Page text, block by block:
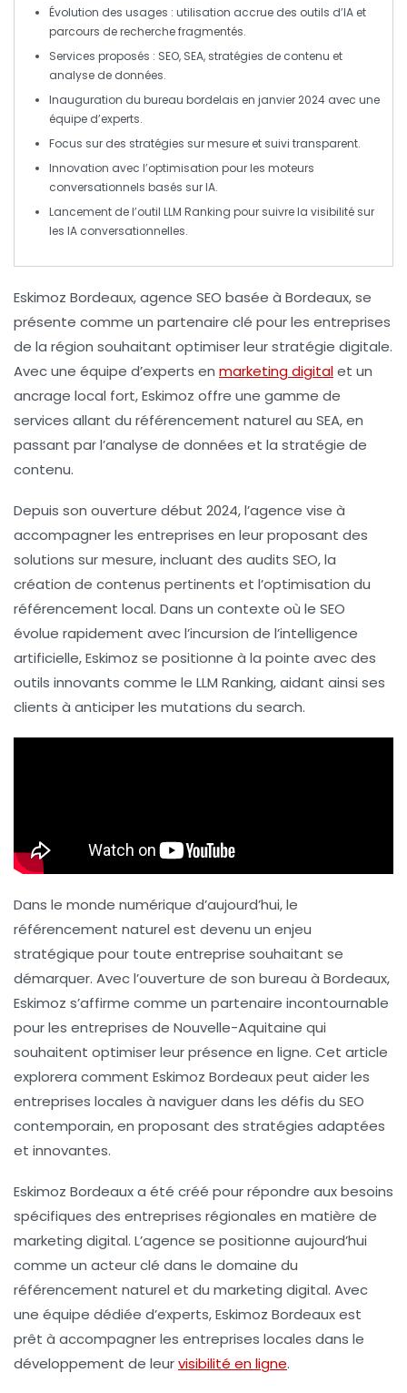
Évolution des usages : utilisation accrue des outils d’IA et
parcours de recherche fragmentés.
Services proposés : SEO, SEA, stratégies de contenu et
analyse de données.
Inauguration du bureau bordelais en janvier 2024 avec une
équipe d’experts.
Focus sur des stratégies sur mesure et suivi transparent.
Innovation avec l’optimisation pour les moteurs
conversationnels basés surIA.
Lancement de l’outil LLM Ranking pour suivre la visibilité sur
les IA conversationnelles.
Eskimoz Bordeaux, agence SEO basée à Bordeaux, se
présente comme un partenaire clé pour les entreprises
de la région souhaitant optimiser leurstratégie digitale.
Avec une équipe d’experts en marketing digitalet un
ancrage local fort, Eskimoz offre une gamme de
services allant du référencement naturel au SEA, en
passant par l’analyse de données et la stratégie de
contenu.
Depuis son ouverture début 2024, l’agence vise à
accompagner les entreprises en leur proposant des
solutions sur mesure, incluant des audits SEO, la
création de contenus pertinents et l’optimisation du
référencement local. Dans un contexte où le SEO
évolue rapidement avec l’incursion de l’intelligence
artificielle, Eskimoz se positionne à la pointe avec des
outils innovants comme le LLM Ranking, aidant ainsi ses
clients à anticiper les mutations du search.
Dans le monde numérique d’aujourd’hui,le
référencement naturel est devenu un enjeu
stratégique pour toute entreprise souhaitant se
démarquer. Avec l’ouverture de son bureau à Bordeaux,
Eskimoz s’affirme comme un partenaire incontournable
pour les entreprises de Nouvelle-Aquitaine qui
souhaitent optimiser leur présence en ligne. Cet article
explorera comment Eskimoz Bordeaux peut aider les
entreprises locales à naviguer dans les défis du SEO
contemporain, en proposant des stratégies adaptées
et innovantes.
Eskimoz Bordeaux a été créé pour répondre aux besoins
spécifiques des entreprises régionales en matière de
marketing digital. L’agence se positionne aujourd’hui
comme un acteur clé dans le domaine du
référencement naturel et du marketing digital. Avec
une équipe dédiée d’experts, Eskimoz Bordeaux est
prêt à accompagner les entreprises locales dans le
développement de leurvisibilité en ligne.